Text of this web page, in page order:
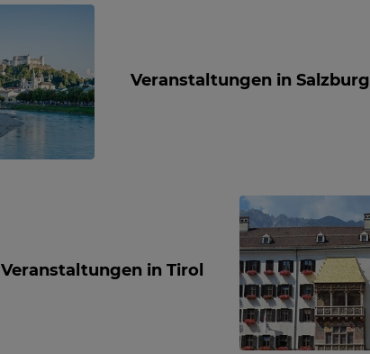
Veranstaltungen in Salzburg
Veranstaltungen in Tirol